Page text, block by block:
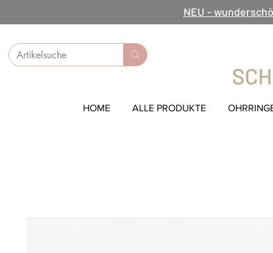
NEU -
HOME ALLE PRODUKTE